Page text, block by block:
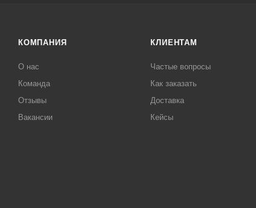
КОМПАНИЯ
О нас
Команда
Отзывы
Вакансии
КЛИЕНТАМ
Частые вопросы
Как заказать
Доставка
Кейсы